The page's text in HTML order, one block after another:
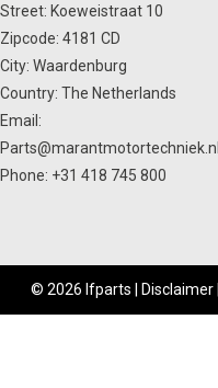
Street: Koeweistraat 10
Zipcode: 4181 CD
City: Waardenburg
Country: The Netherlands
Email:
Parts@marantmotortechniek.nl
Phone: +31 418 745 800
© 2026 Ifparts | Disclaimer|